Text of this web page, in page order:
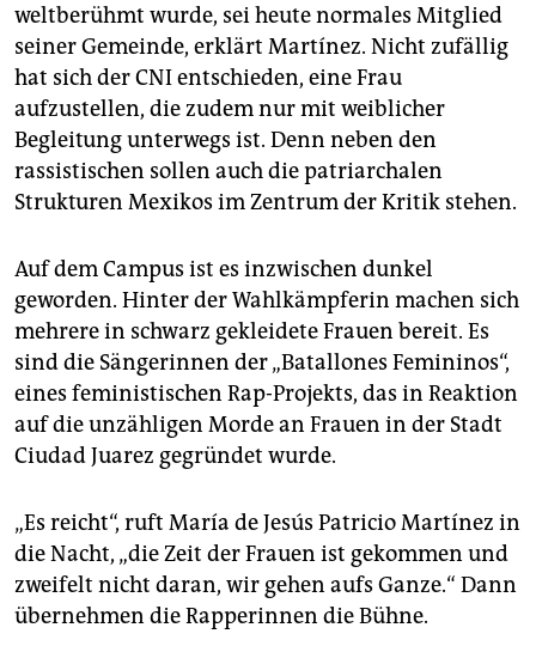
weltberühmt wurde, sei heute normales Mitglied
seiner Gemeinde, erklärt Martínez. Nicht zufällig
hat sich der CNI entschieden, eine Frau
aufzustellen, die zudem nur mit weiblicher
Begleitung unterwegs ist. Denn neben den
rassistischen sollen auch die patriarchalen
Strukturen Mexikos im Zentrum der Kritik stehen.
Auf dem Campus ist es inzwischen dunkel
geworden. Hinter der Wahlkämpferin machen sich
mehrere in schwarz gekleidete Frauen bereit. Es
sind die Sängerinnen der „Batallones Femininos“,
eines feministischen Rap-Projekts, das in Reaktion
auf die unzähligen Morde an Frauen in der Stadt
Ciudad Juarez gegründet wurde.
„Es reicht“, ruft María de Jesús Patricio Martínez in
die Nacht, „die Zeit der Frauen ist gekommen und
zweifelt nicht daran, wir gehen aufs Ganze.“ Dann
übernehmen die Rapperinnen die Bühne.